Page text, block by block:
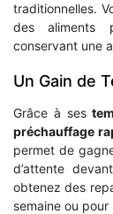
traditionnelles.
des aliments
conservant une
Un Gain de
Grâce à ses
préchauffage
permet de
d’attente
obtenez des
semaine ou